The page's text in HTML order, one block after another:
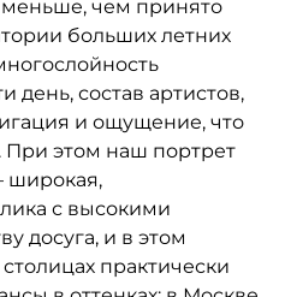
чем принято
больших летних
день, состав артистов,
и ощущение, что
При этом наш портрет
широкая,
с высокими
досуга, и в этом
практически